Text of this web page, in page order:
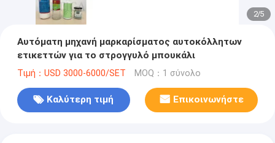
2/5
Αυτόματη μηχανή μαρκαρίσματος αυτοκόλλητων
ετικεττών για το στρογγυλό μπουκάλι
Τιμή：USD 3000-6000/SET MOQ：1 σύνολο
Καλύτερη τιμή Επικοινωνήστε